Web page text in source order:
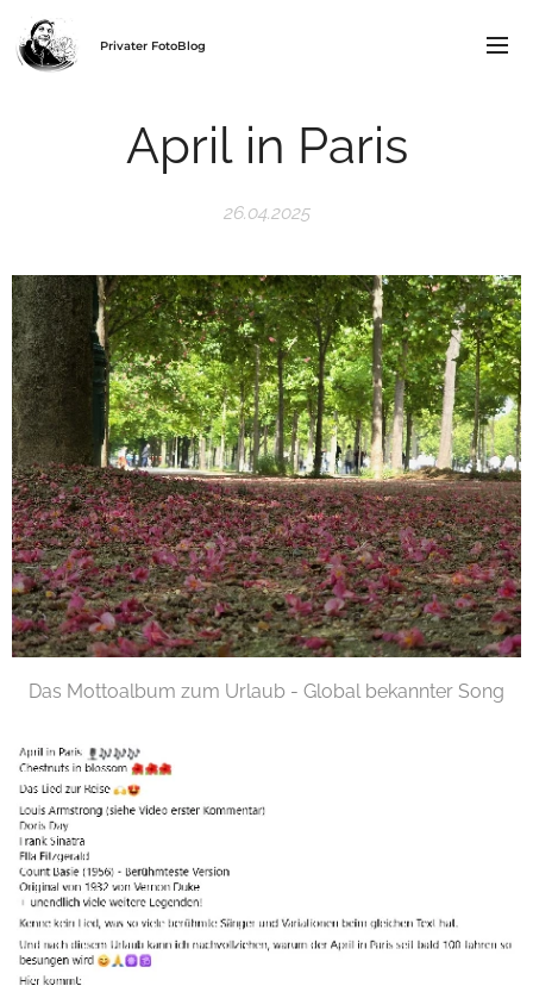
Privater FotoBlog
April in Paris
26.04.2025
Das Mottoalbum zum Urlaub - Global bekannter Song